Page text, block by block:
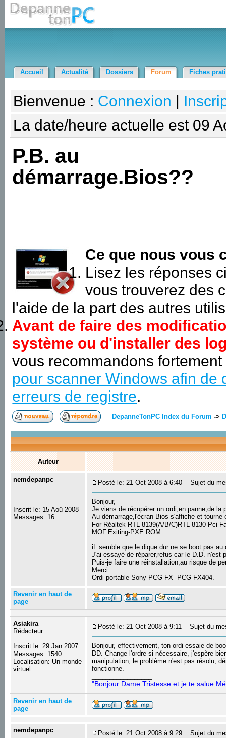
Accueil Actualité Dossiers Forum Fiches
Bienvenue : Connexion |
La date/heure actuelle est 09
P.B. au
démarrage.Bios??
Ce que nous vous
Lisez les réponses
vous trouverez des
l'aide de la part des autres
Avant de faire des
système ou d'installer des
vous recommandons
pour scanner Windows afin de
erreurs de registre.
DepanneTonPC Index du Forum ->
Auteur
nemdepanpc
Inscrit le: 15 Aoû 2008
Messages: 16
Posté le: 21 Oct 2008 à 6:40 Sujet du
Bonjour,
Je viens de récupérer un ordi,en panne,de
Au démarrage,l'écran Bios s'affiche et tourne
For Réaltek RTL 8139(A/B/C)RTL 8130-Pci
MOF.Exiting-PXE.ROM.
iL semble que le dique dur ne se boot pas
J'ai essayé de réparer,refus car le D.D. n'est
Puis-je faire une réinstallation,au risque de
Merci.
Ordi portable Sony PCG-FX -PCG-FX404.
Revenir en haut de
page
Asiakira
Rédacteur
Inscrit le: 29 Jan 2007
Messages: 1540
Localisation: Un monde
virtuel
Posté le: 21 Oct 2008 à 9:11 Sujet du
Bonjour, effectivement, ton ordi essaie de
DD. Change l'ordre si nécessaire, j'espère
manipulation, le problème n'est pas résolu,
fonctionne.
"Bonjour Dame Tristesse et je te salue
Revenir en haut de
page
nemdepanpc Posté le: 21 Oct 2008 à 9:29 Sujet du